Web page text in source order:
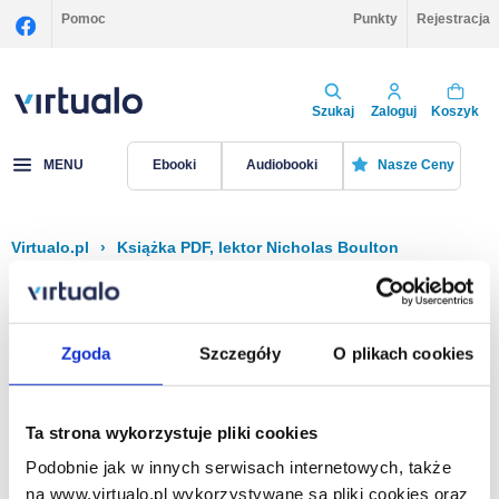
Zgoda Szczegóły O plikach cookies
Ta strona wykorzystuje pliki cookies
Podobnie jak w innych serwisach internetowych, także
na www.virtualo.pl wykorzystywane są pliki cookies oraz
Pomoc Punkty Rejestracja
Szukaj Zaloguj Koszyk
MENU Ebooki Audiobooki Nasze Ceny
Virtualo.pl › Książka PDF, lektor Nicholas Boulton
Filtruj Sortuj
Na stronie